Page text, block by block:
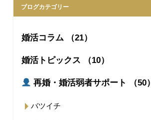
ブログカテゴリー
婚活コラム （21）
婚活トピックス （10）
再婚・婚活弱者サポート （50）
バツイチ